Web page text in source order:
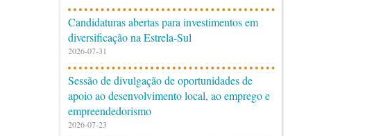
Candidaturas abertas para investimentos em
diversificação na Estrela-Sul
2026-07-31
Sessão de divulgação de oportunidades de
apoio ao desenvolvimento local, ao emprego e
empreendedorismo
2026-07-23